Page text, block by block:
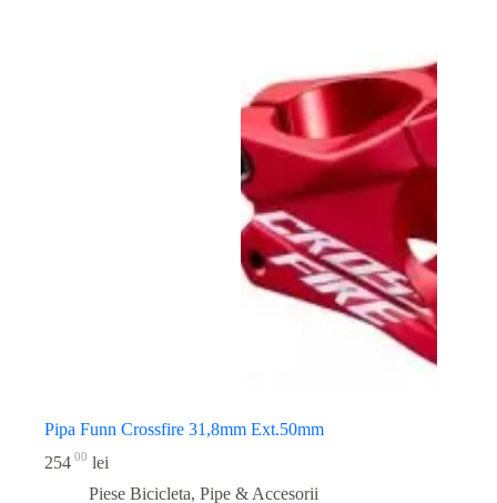
Pipa Funn Crossfire 31,8mm Ext.50mm
254 00 lei
Piese Bicicleta, Pipe & Accesorii